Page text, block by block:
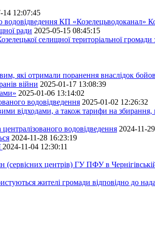
14 12:07:45
КП «Козелецьводоканал»
ради 2025-05-15 08:45:15
селищної територіальної
які отримали поранення внаслідок
війни 2025-01-17 13:08:39
2025-01-06 13:14:02
водовідведення 2025-01-02 12:26:32
відходами, а також тарифи на збирання,
водовідведення 2024-11-
2024-11-28 16:23:19
2024-11-04 12:30:11
(сервісних центрів) ГУ ПФУ в
жителі громади відповідно до